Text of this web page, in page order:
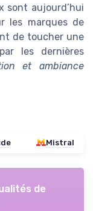
sont aujourd’hui
les marques de
de toucher une
les dernières
et ambiance
Mistral
de